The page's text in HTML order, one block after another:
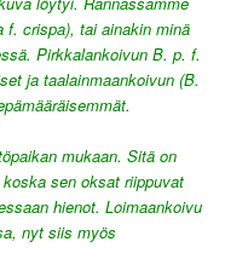
f. crispa), tai ainakin minä
Pirkkalankoivun B. p. f.
ja taalainmaankoivun (B.
mukaan. Sitä on
sen oksat riippuvat
hienot. Loimaankoivu
nyt siis myös